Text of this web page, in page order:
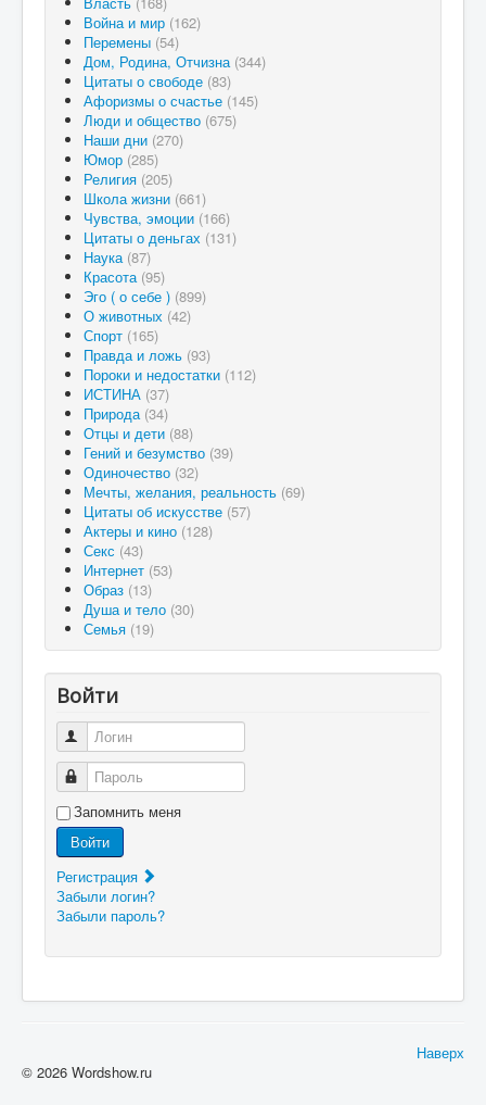
Война и мир (162)
Перемены (54)
Дом, Родина, Отчизна (344)
Цитаты о свободе (83)
Афоризмы о счастье (145)
Люди и общество (675)
Наши дни (270)
Юмор (285)
Религия (205)
Школа жизни (661)
Чувства, эмоции (166)
Цитаты о деньгах (131)
Наука (87)
Красота (95)
Эго ( о себе ) (899)
О животных (42)
Спорт (165)
Правда и ложь (93)
Пороки и недостатки (112)
ИСТИНА (37)
Природа (34)
Отцы и дети (88)
Гений и безумство (39)
Одиночество (32)
Мечты, желания, реальность (69)
Цитаты об искусстве (57)
Актеры и кино (128)
Секс (43)
Интернет (53)
Образ (13)
Душа и тело (30)
Семья (19)
Войти
Логин
Пароль
Запомнить меня
Войти
Регистрация
Забыли логин?
Забыли пароль?
Наверх
© 2026 Wordshow.ru